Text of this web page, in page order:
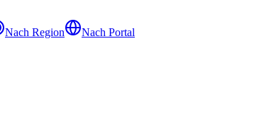
Nach Region Nach Portal